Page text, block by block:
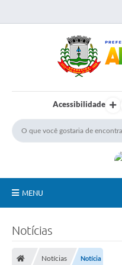
Acessibilidade
MENU
Notícias
Notícias Notícia